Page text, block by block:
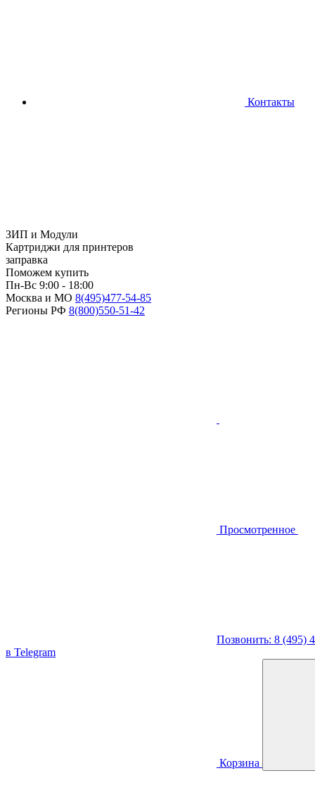
Контакты
ЗИП и Модули
Картриджи для принтеров
заправка
Поможем купить
Пн-Вс 9:00 - 18:00
Москва и МО 8(495)477-54-85
Регионы РФ 8(800)550-51-42
Просмотренное
Позвонить: 8 (495)
в Telegram
Корзина